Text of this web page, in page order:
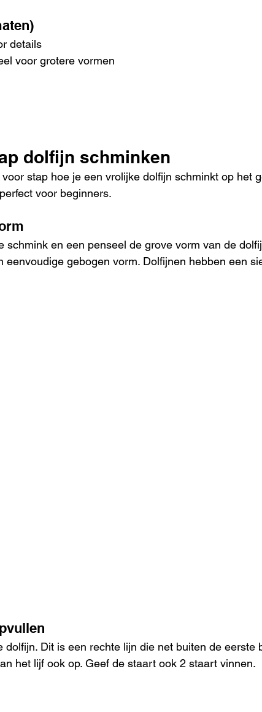
details
voor grotere vormen
dolfijn schminken
stap hoe je een vrolijke dolfijn schminkt op het
voor beginners.
schmink en een penseel de grove vorm van de
eenvoudige gebogen vorm. Dolfijnen hebben een
dolfijn. Dit is een rechte lijn die net buiten de eerste
het lijf ook op. Geef de staart ook 2 staart vinnen.